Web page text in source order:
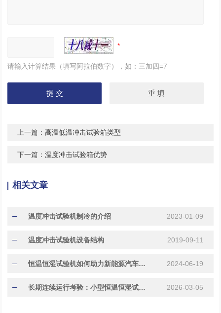
请输入计算结果（填写阿拉伯数字），如：三加四=7
上一篇：高温低温冲击试验箱类型
下一篇：温度冲击试验箱优势
相关文章
温度冲击试验机制冷的介绍 2023-01-09
温度冲击试验机设备结构 2019-09-11
恒温恒湿试验机如何助力新能源汽车的研发 2024-06-19
长期连续运行考验：小型恒温恒湿试验机的压缩机与关键部件耐久性 2026-03-05